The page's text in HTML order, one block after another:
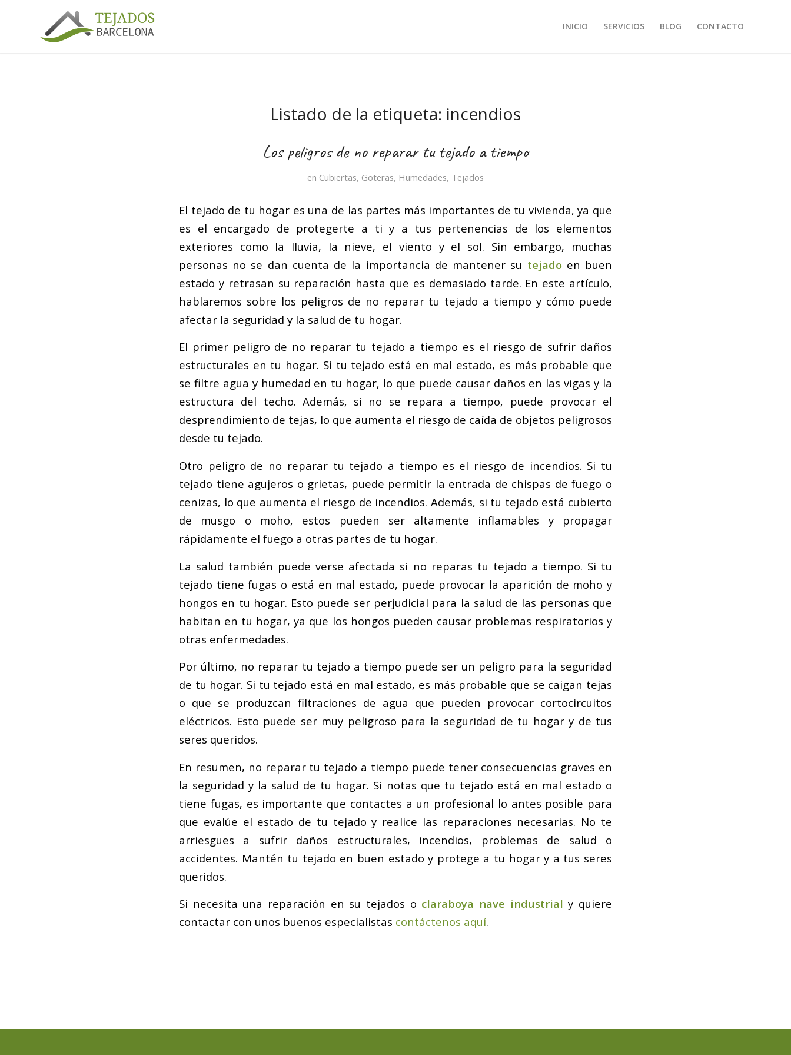
INICIO SERVICIOS BLOG CONTACTO
Listado de la etiqueta: incendios
Los peligros de no reparar tu tejado a tiempo
en Cubiertas, Goteras, Humedades, Tejados
El tejado de tu hogar es una de las partes más importantes de tu vivienda, ya que
es el encargado de protegerte a ti y a tus pertenencias de los elementos
exteriores como la lluvia, la nieve, el viento y el sol. Sin embargo, muchas
personas no se dan cuenta de la importancia de mantener su tejadoen buen
estado y retrasan su reparación hasta que es demasiado tarde. En este artículo,
hablaremos sobre los peligros de no reparar tu tejado a tiempo y cómo puede
afectar la seguridad y la salud de tu hogar.
El primer peligro de no reparar tu tejado a tiempo es el riesgo de sufrir daños
estructurales en tu hogar. Si tu tejado está en mal estado, es más probable que
se filtre agua y humedad en tu hogar, lo que puede causar daños en las vigas y la
estructura del techo. Además, si no se repara a tiempo, puede provocar el
desprendimiento de tejas, lo que aumenta el riesgo de caída de objetos peligrosos
desde tu tejado.
Otro peligro de no reparar tu tejado a tiempo es el riesgo de incendios. Si tu
tejado tiene agujeros o grietas, puede permitir la entrada de chispas de fuego o
cenizas, lo que aumenta el riesgo de incendios. Además, si tu tejado está cubierto
de musgo o moho, estos pueden ser altamente inflamables y propagar
rápidamente el fuego a otras partes de tu hogar.
La salud también puede verse afectada si no reparas tu tejado a tiempo. Si tu
tejado tiene fugas o está en mal estado, puede provocar la aparición de moho y
hongos en tu hogar. Esto puede ser perjudicial para la salud de las personas que
habitan en tu hogar, ya que los hongos pueden causar problemas respiratorios y
otras enfermedades.
Por último, no reparar tu tejado a tiempo puede ser un peligro para la seguridad
de tu hogar. Si tu tejado está en mal estado, es más probable que se caigan tejas
o que se produzcan filtraciones de agua que pueden provocar cortocircuitos
eléctricos. Esto puede ser muy peligroso para la seguridad de tu hogar y de tus
seres queridos.
En resumen, no reparar tu tejado a tiempo puede tener consecuencias graves en
la seguridad y la salud de tu hogar. Si notas que tu tejado está en mal estado o
tiene fugas, es importante que contactes a un profesional lo antes posible para
que evalúe el estado de tu tejado y realice las reparaciones necesarias. No te
arriesgues a sufrir daños estructurales, incendios, problemas de salud o
accidentes. Mantén tu tejado en buen estado y protege a tu hogar y a tus seres
queridos.
Si necesita una reparación en su tejados o claraboya nave industrial y quiere
contactar con unos buenos especialistas contáctenos aquí.